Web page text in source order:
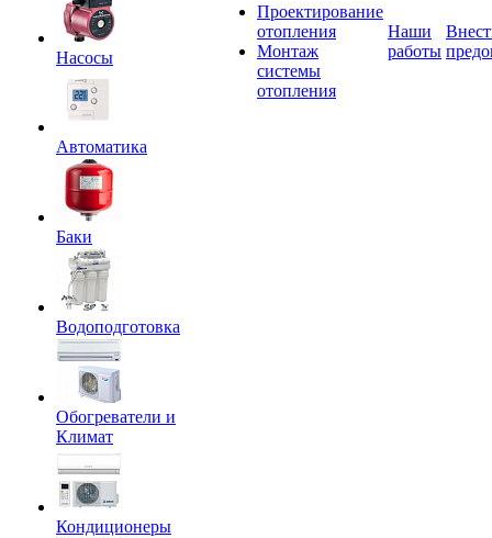
Насосы
Автоматика
Баки
Водоподготовка
Обогреватели и
Климат
Кондиционеры
Проектирование
отопления
Монтаж
системы
отопления
Наши
работы